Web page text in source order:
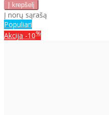
Į norų sąrašą
Populiari
Akcija -10%